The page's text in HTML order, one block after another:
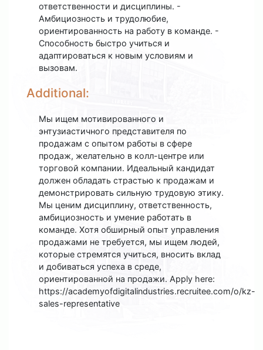
ответственности и дисциплины. -
Амбициозность и трудолюбие,
ориентированность на работу в команде. -
Способность быстро учиться и
адаптироваться к новым условиям и
вызовам.
Additional:
Мы ищем мотивированного и
энтузиастичного представителя по
продажам с опытом работы в сфере
продаж, желательно в колл-центре или
торговой компании. Идеальный кандидат
должен обладать страстью к продажам и
демонстрировать сильную трудовую этику.
Мы ценим дисциплину, ответственность,
амбициозность и умение работать в
команде. Хотя обширный опыт управления
продажами не требуется, мы ищем людей,
которые стремятся учиться, вносить вклад
и добиваться успеха в среде,
ориентированной на продажи. Apply here:
https://academyofdigitalindustries.recruitee.com/o/kz-
sales-representative